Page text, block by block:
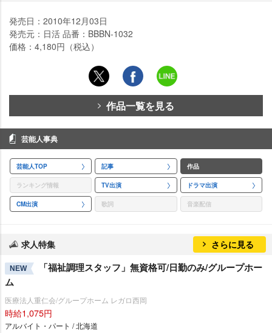
発売日：2010年12月03日
発売元：日活 品番：BBBN-1032
価格：4,180円（税込）
作品一覧を見る
芸能人事典
芸能人TOP 記事 作品
ランキング情報 TV出演 ドラマ出演
CM出演 歌詞 音楽配信
求人特集 さらに見る
NEW
「福祉調理スタッフ」無資格可/日勤のみ/グループホー
ム
医療法人重仁会/グループホーム レガロ西岡
時給1,075円
アルバイト・パート / 北海道